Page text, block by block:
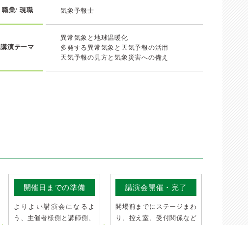
職業/ 現職 気象予報士
講演テーマ
異常気象と地球温暖化
多発する異常気象と天気予報の活用
天気予報の見方と気象災害への備え
開催日までの準備
よりよい講演会になるよ
う、主催者様側と講師側、
講演会開催・完了
開場前までにステージまわ
り、控え室、受付関係など